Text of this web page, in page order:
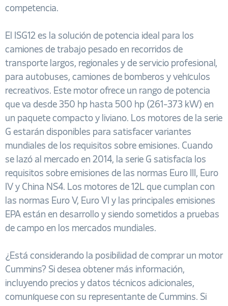
competencia.
El ISG12 es la solución de potencia ideal para los
camiones de trabajo pesado en recorridos de
transporte largos, regionales y de servicio profesional,
para autobuses, camiones de bomberos y vehículos
recreativos. Este motor ofrece un rango de potencia
que va desde 350 hp hasta 500 hp (261-373 kW) en
un paquete compacto y liviano. Los motores de la serie
G estarán disponibles para satisfacer variantes
mundiales de los requisitos sobre emisiones. Cuando
se lazó al mercado en 2014, la serie G satisfacía los
requisitos sobre emisiones de las normas Euro III, Euro
IV y China NS4. Los motores de 12L que cumplan con
las normas Euro V, Euro VI y las principales emisiones
EPA están en desarrollo y siendo sometidos a pruebas
de campo en los mercados mundiales.
¿Está considerando la posibilidad de comprar un motor
Cummins? Si desea obtener más información,
incluyendo precios y datos técnicos adicionales,
comuníquese con su representante de Cummins. Si